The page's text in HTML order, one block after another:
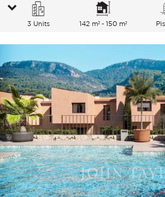
3 Units 142 m² - 150 m²